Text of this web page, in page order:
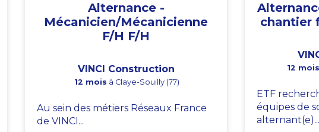
Alternance -
Mécanicien/Mécanicienne
F/H F/H
VINCI Construction
12 mois à Claye-Souilly (77)
Au sein des métiers Réseaux France
de VINCI...
chantier
12 mois
ETF
équipes de
alternant(e)...